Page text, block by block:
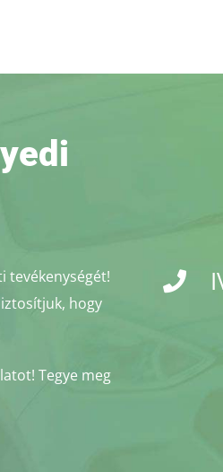
tevékenységét!
hogy
Tegye meg